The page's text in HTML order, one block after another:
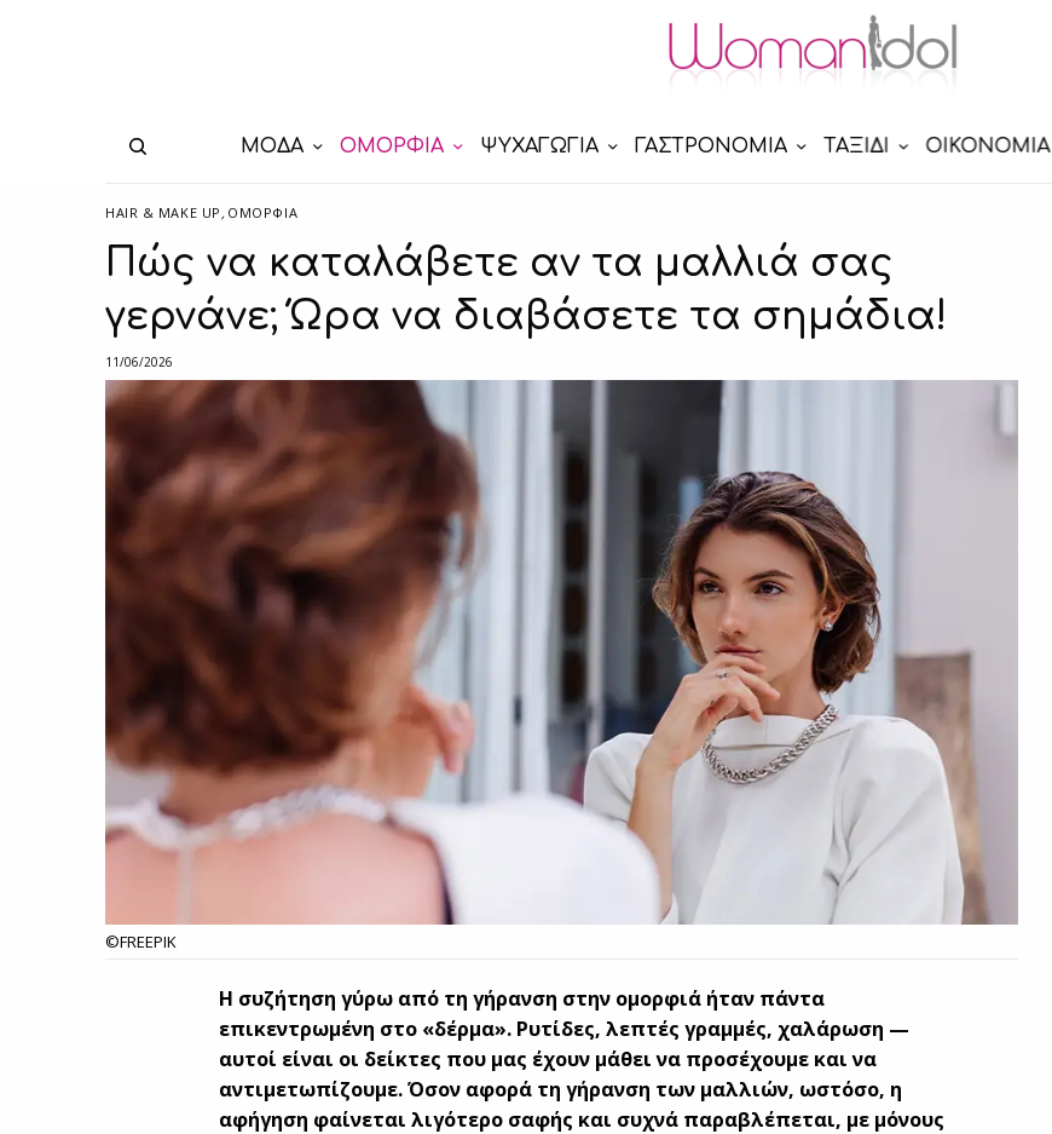
ΜΟΔΑ ΟΜΟΡΦΙΑ ΨΥΧΑΓΩΓΙΑ ΓΑΣΤΡΟΝΟΜΙΑ ΤΑΞΙΔΙ ΟΙΚΟΝΟΜΙΑ
HAIR & MAKE UP , ΟΜΟΡΦΙΑ
Πώς να καταλάβετε αν τα μαλλιά σας
γερνάνε; Ώρα να διαβάσετε τα σημάδια!
11/06/2026
©FREEPIK
Η συζήτηση γύρω από τη γήρανση στην ομορφιά ήταν πάντα
επικεντρωμένη στο «δέρμα». Ρυτίδες, λεπτές γραμμές, χαλάρωση —
αυτοί είναι οι δείκτες που μας έχουν μάθει να προσέχουμε και να
αντιμετωπίζουμε. Όσον αφορά τη γήρανση των μαλλιών, ωστόσο, η
αφήγηση φαίνεται λιγότερο σαφής και συχνά παραβλέπεται, με μόνους